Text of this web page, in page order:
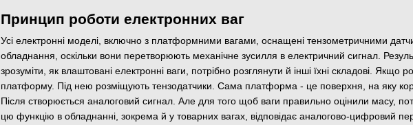
Принцип роботи електронних ваг
Усі електронні моделі, включно з платформними вагами, оснащені тензометричними
обладнання, оскільки вони перетворюють механічне зусилля в електричний сигнал.
зрозуміти, як влаштовані електронні ваги, потрібно розглянути й інші їхні складові. Якщо
платформу. Під нею розміщують тензодатчики. Сама платформа - це поверхня, на яку
Після створюється аналоговий сигнал. Але для того щоб ваги правильно оцінили масу,
цю функцію в обладнанні, зокрема й у товарних вагах, відповідає аналогово-цифровий